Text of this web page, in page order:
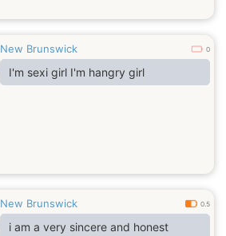
New Brunswick 0
I'm sexi girl I'm hangry girl
New Brunswick 0.5
i am a very sincere and honest